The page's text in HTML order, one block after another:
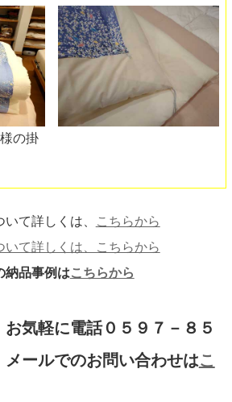
の掛
て詳しくは、
こちらから
いて詳しくは、こちらから
納品事例はこちらから
気軽に電話０５９７－８５
メールでのお問い合わせはこ